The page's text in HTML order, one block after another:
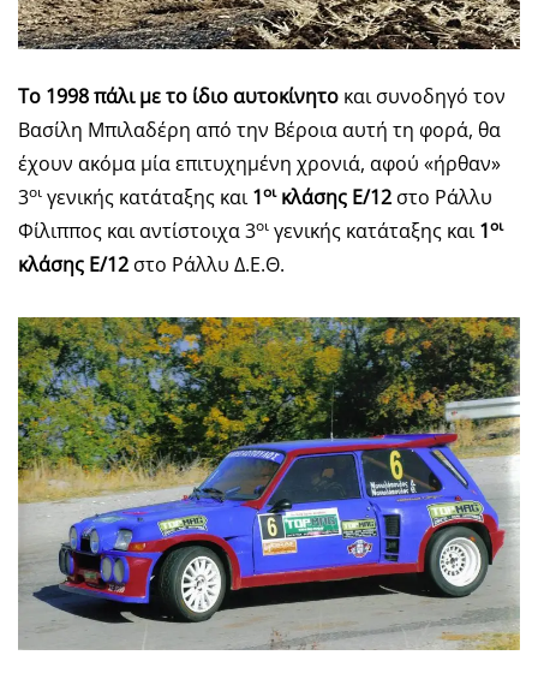
To 1998 πάλι με το ίδιο αυτοκίνητο και συνοδηγό τον
Βασίλη Μπιλαδέρη από την Βέροια αυτή τη φορά, θα
έχουν ακόμα μία επιτυχημένη χρονιά, αφού «ήρθαν»
3οι γενικής κατάταξης και1οικλάσης Ε/12 στο Ράλλυ
Φίλιππος και αντίστοιχα 3οι γενικής κατάταξης και1οι
κλάσης Ε/12 στο Ράλλυ Δ.Ε.Θ.